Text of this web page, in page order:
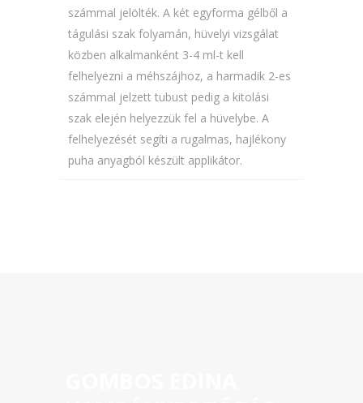
számmal jelölték. A két egyforma gélből a
tágulási szak folyamán, hüvelyi vizsgálat
közben alkalmanként 3-4 ml-t kell
felhelyezni a méhszájhoz, a harmadik 2-es
számmal jelzett tubust pedig a kitolási
szak elején helyezzük fel a hüvelybe. A
felhelyezését segíti a rugalmas, hajlékony
puha anyagból készült applikátor.